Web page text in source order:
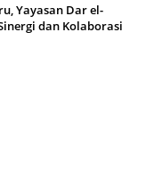
Yayasan Dar el-
dan Kolaborasi